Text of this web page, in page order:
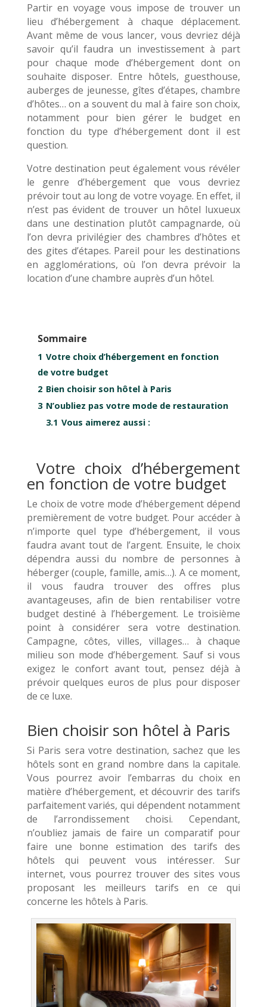
Partir en voyage vous impose de trouver un
lieu d’hébergement à chaque déplacement.
Avant même de vous lancer, vous devriez déjà
savoir qu’il faudra un investissement à part
pour chaque mode d’hébergement dont on
souhaite disposer. Entre hôtels, guesthouse,
auberges de jeunesse, gîtes d’étapes, chambre
d’hôtes… on a souvent du mal à faire son choix,
notamment pour bien gérer le budget en
fonction du type d’hébergement dont il est
question.
Votre destination peut également vous révéler
le genre d’hébergement que vous devriez
prévoir tout au long de votre voyage. En effet, il
n’est pas évident de trouver un hôtel luxueux
dans une destination plutôt campagnarde, où
l’on devra privilégier des chambres d’hôtes et
des gites d’étapes. Pareil pour les destinations
en agglomérations, où l’on devra prévoir la
location d’une chambre auprès d’un hôtel.
Sommaire
1 Votre choix d’hébergement en fonction
de votre budget
2 Bien choisir son hôtel à Paris
3 N’oubliez pas votre mode de restauration
3.1 Vous aimerez aussi :
Votre choix d’hébergement
en fonction de votre budget
Le choix de votre mode d’hébergement dépend
premièrement de votre budget. Pour accéder à
n’importe quel type d’hébergement, il vous
faudra avant tout de l’argent. Ensuite, le choix
dépendra aussi du nombre de personnes à
héberger (couple, famille, amis…). A ce moment,
il vous faudra trouver des offres plus
avantageuses, afin de bien rentabiliser votre
budget destiné à l’hébergement. Le troisième
point à considérer sera votre destination.
Campagne, côtes, villes, villages… à chaque
milieu son mode d’hébergement. Sauf si vous
exigez le confort avant tout, pensez déjà à
prévoir quelques euros de plus pour disposer
de ce luxe.
Bien choisir son hôtel à Paris
Si Paris sera votre destination, sachez que les
hôtels sont en grand nombre dans la capitale.
Vous pourrez avoir l’embarras du choix en
matière d’hébergement, et découvrir des tarifs
parfaitement variés, qui dépendent notamment
de l’arrondissement choisi. Cependant,
n’oubliez jamais de faire un comparatif pour
faire une bonne estimation des tarifs des
hôtels qui peuvent vous intéresser. Sur
internet, vous pourrez trouver des sites vous
proposant les meilleurs tarifs en ce qui
concerne les hôtels à Paris.